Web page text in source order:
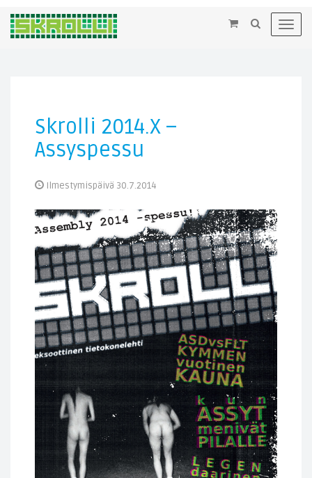
×
Skrolli 2014.X –
Assyspessu
Ilmestymispäivä 30.7.2014